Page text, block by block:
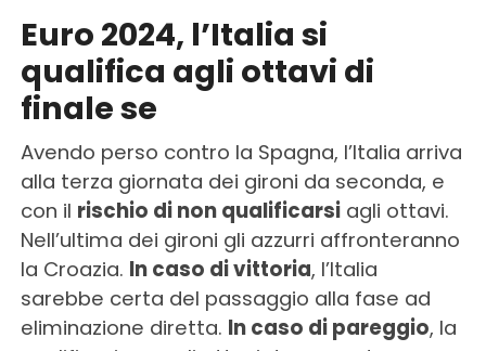
Euro 2024, l’Italia si
qualifica agli ottavi di
finale se
Avendo perso contro la Spagna, l’Italia arriva
alla terza giornata dei gironi da seconda, e
con il rischio di non qualificarsiagli ottavi.
Nell’ultima dei gironi gli azzurri affronteranno
la Croazia. In caso di vittoria, l’Italia
sarebbe certa del passaggio alla fase ad
eliminazione diretta. In caso di pareggio, la